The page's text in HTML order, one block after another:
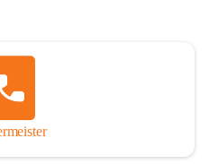
Informationen und
Dokumenten zum Gesamtbild
haben.
Werk auch zeitgerecht für das
Daher mag um Nachsicht